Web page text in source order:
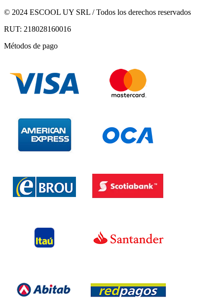
© 2024 ESCOOL UY SRL / Todos los derechos reservados
RUT: 218028160016
Métodos de pago